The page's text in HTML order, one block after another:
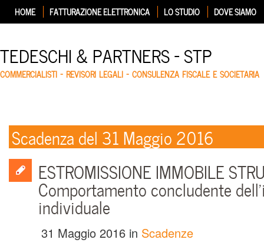
HOME FATTURAZIONE ELETTRONICA LO STUDIO DOVE SIAMO
TEDESCHI & PARTNERS – STP
COMMERCIALISTI – REVISORI LEGALI – CONSULENZA FISCALE E SOCIETARIA
Scadenza del 31 Maggio 2016
ESTROMISSIONE IMMOBILE
Comportamento concludente
individuale
31 Maggio 2016 in Scadenze